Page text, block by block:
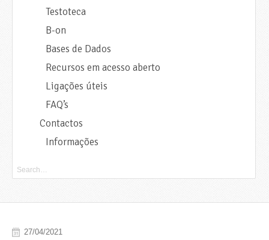
Testoteca
B-on
Bases de Dados
Recursos em acesso aberto
Ligações úteis
FAQ’s
Contactos
Informações
27/04/2021